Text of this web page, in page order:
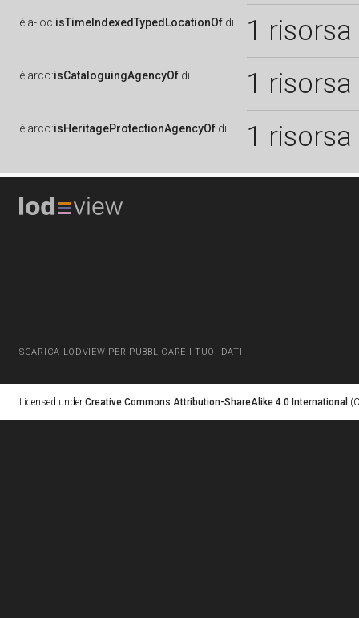
è a-loc:isTimeIndexedTypedLocationOf di 1 risorsa
è arco:isCataloguingAgencyOf di 1 risorsa
è arco:isHeritageProtectionAgencyOf di 1 risorsa
SCARICA LODVIEW PER PUBBLICARE I TUOI DATI
Licensed under Creative Commons Attribution-ShareAlike 4.0 International